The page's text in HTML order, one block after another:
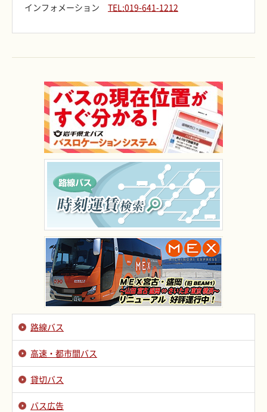
インフォメーション TEL:019-641-1212
路線バス
高速・都市間バス
貸切バス
バス広告